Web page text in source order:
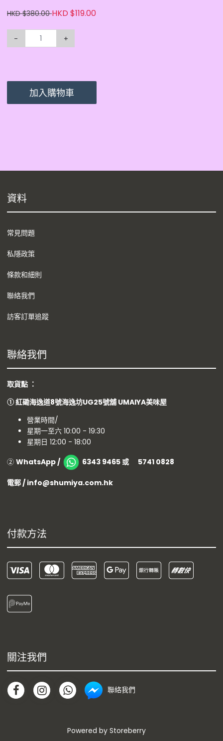
HKD $380.00HKD $119.00
- +
加入購物車
資料
常見問題
私隱政策
條款和細則
聯絡我們
訪客訂單追蹤
聯絡我們
取貨點 ：
①紅磡海逸道8號海逸坊UG25號舖 UMAIYA美味屋
營業時間/
星期一至六 10:00 - 19:30
星期日 12:00 - 18:00
② WhatsApp / 6343 9465 或 5741 0828
電郵 / info@shumiya.com.hk
付款方法
關注我們
聯絡我們
Powered by Storeberry